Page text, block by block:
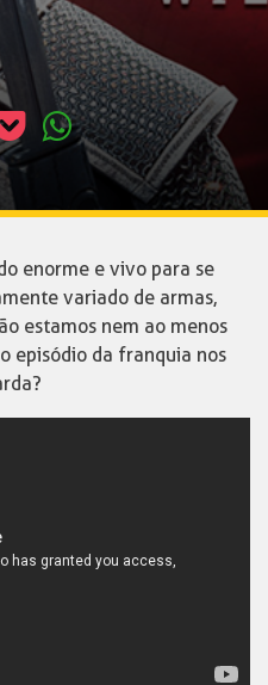
enorme e vivo para se
variado de armas,
estamos nem ao menos
episódio da franquia nos